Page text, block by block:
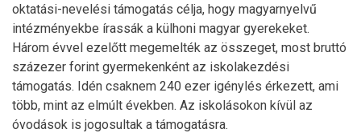
oktatási-nevelési támogatás célja, hogy magyarnyelvű
intézményekbe írassák a külhoni magyar gyerekeket.
Három évvel ezelőtt megemelték az összeget, most bruttó
százezer forint gyermekenként az iskolakezdési
támogatás. Idén csaknem 240 ezer igénylés érkezett, ami
több, mint az elmúlt években. Az iskolásokon kívül az
óvodások is jogosultak a támogatásra.